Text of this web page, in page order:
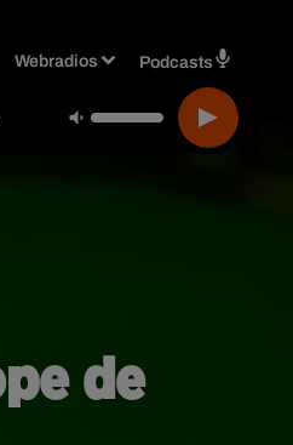
Webradios Podcasts
de